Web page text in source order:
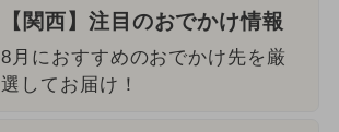
【関西】注目のおでかけ情報
8月におすすめのおでかけ先を厳
選してお届け！